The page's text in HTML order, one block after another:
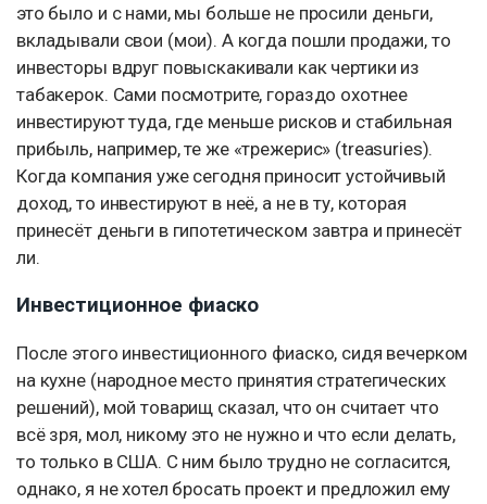
это было и с нами, мы больше не просили деньги,
вкладывали свои (мои). А когда пошли продажи, то
инвесторы вдруг повыскакивали как чертики из
табакерок. Сами посмотрите, гораздо охотнее
инвестируют туда, где меньше рисков и стабильная
прибыль, например, те же «трежерис» (treasuries).
Когда компания уже сегодня приносит устойчивый
доход, то инвестируют в неё, а не в ту, которая
принесёт деньги в гипотетическом завтра и принесёт
ли.
Инвестиционное фиаско
После этого инвестиционного фиаско, сидя вечерком
на кухне (народное место принятия стратегических
решений), мой товарищ сказал, что он считает что
всё зря, мол, никому это не нужно и что если делать,
то только в США. С ним было трудно не согласится,
однако, я не хотел бросать проект и предложил ему